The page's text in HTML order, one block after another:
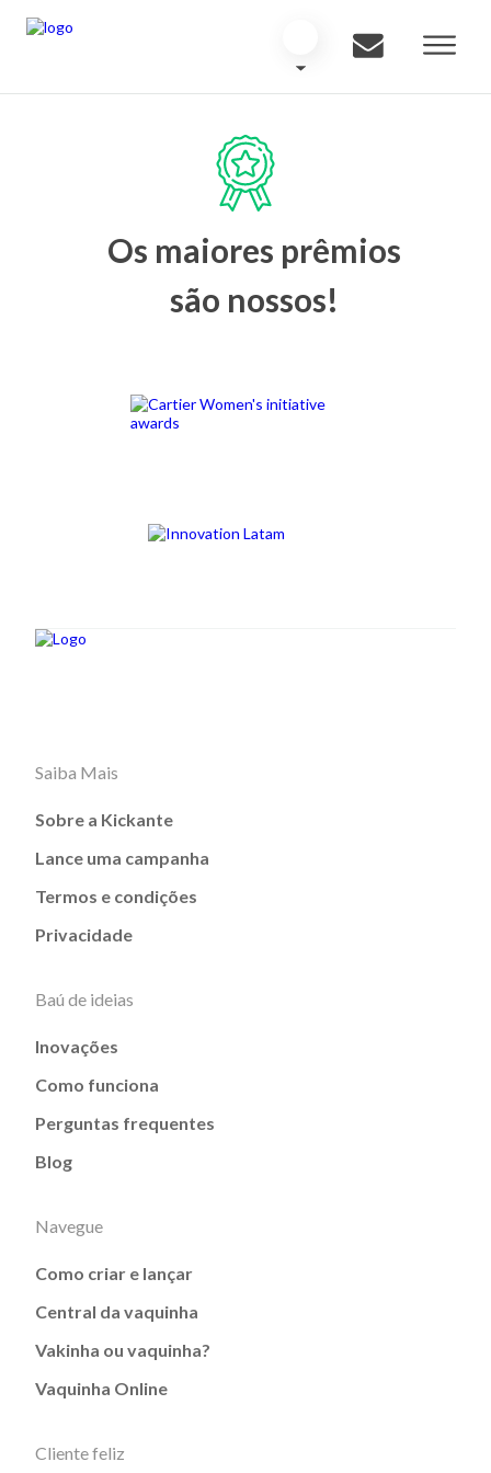
Os maiores prêmios
são nossos!
Saiba Mais
Sobre a Kickante
Lance uma campanha
Termos e condições
Privacidade
Baú de ideias
Inovações
Como funciona
Perguntas frequentes
Blog
Navegue
Como criar e lançar
Central da vaquinha
Vakinha ou vaquinha?
Vaquinha Online
Cliente feliz